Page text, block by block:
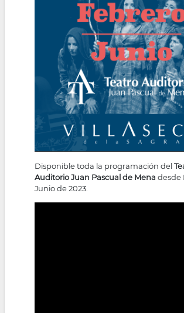
Disponible toda la programación del
Auditorio Juan Pascual de Mena desde
Junio de 2023.